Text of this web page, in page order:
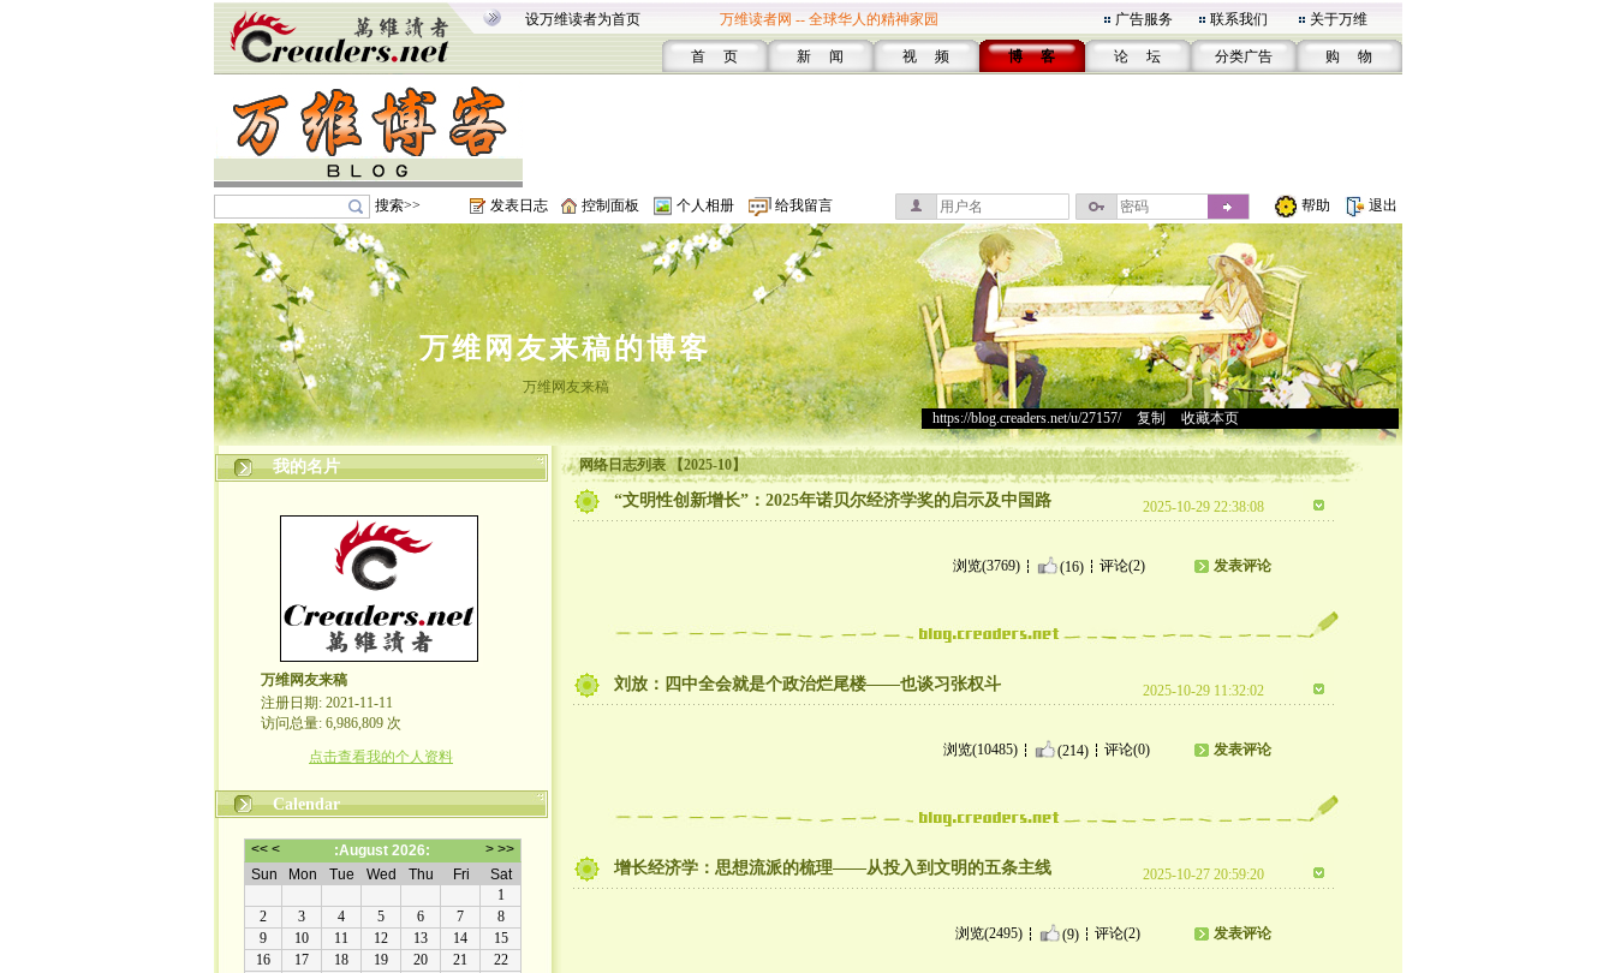
设万维读者为首页 万维读者网 -- 全球华人的精神家园 广告服务 联系我们 关于万维
首 页 新 闻 视 频 博 客 论 坛 分类广告 购 物
搜索>> 发表日志 控制面板 个人相册 给我留言 帮助 退出
万维网友来稿的博客
万维网友来稿
https://blog.creaders.net/u/27157/> 复制 收藏本页
我的名片
万维网友来稿
注册日期: 2021-11-11
访问总量: 6,986,809 次
点击查看我的个人资料
Calendar
网络日志列表 【2025-10】
“文明性创新增长”：2025年诺贝尔经济学奖的启示及中国路 2025-10-29 22:38:08
浏览(3769) (16) 评论(2) 发表评论
刘放：四中全会就是个政治烂尾楼——也谈习张权斗 2025-10-29 11:32:02
浏览(10485) (214) 评论(0) 发表评论
增长经济学：思想流派的梳理——从投入到文明的五条主线 2025-10-27 20:59:20
浏览(2495) (9) 评论(2) 发表评论